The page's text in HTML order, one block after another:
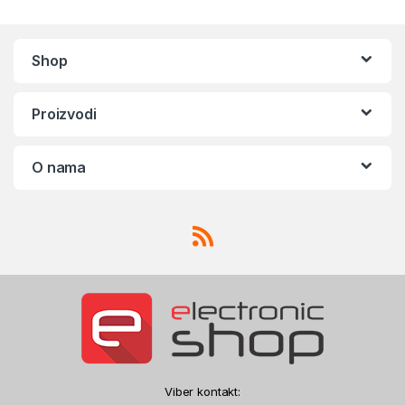
Shop
Proizvodi
O nama
Viber kontakt: